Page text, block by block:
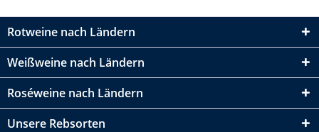
Rotweine nach Ländern
Weißweine nach Ländern
Roséweine nach Ländern
Unsere Rebsorten